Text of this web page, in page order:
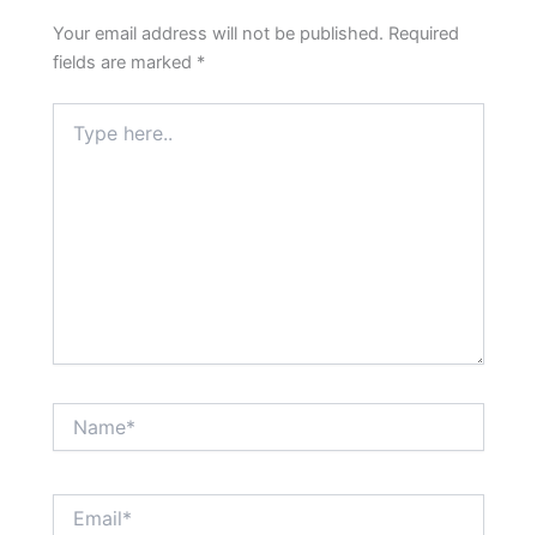
Your email address will not be published. Required
fields are marked *
here..